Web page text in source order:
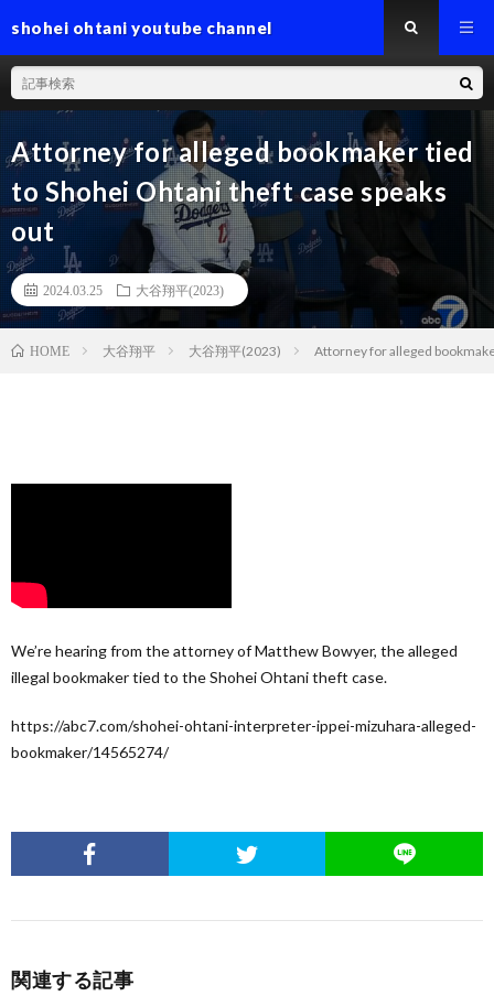
shohei ohtani youtube channel
Attorney for alleged bookmaker tied
to Shohei Ohtani theft case speaks
out
2024.03.25 大谷翔平(2023)
HOME 大谷翔平 大谷翔平(2023) Attorney for alleged
We’re hearing from the attorney of Matthew Bowyer, the alleged
illegal bookmaker tied to the Shohei Ohtani theft case.
https://abc7.com/shohei-ohtani-interpreter-ippei-mizuhara-alleged-
bookmaker/14565274/
関連する記事